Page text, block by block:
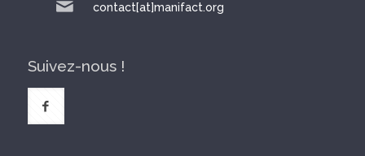
contact[at]manifact.org
Suivez-nous !